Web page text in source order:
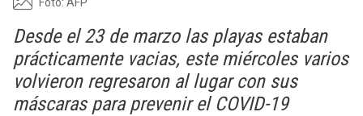
Desde el 23 de marzo las playas estaban
prácticamente vacias, este miércoles varios
volvieron regresaron al lugar con sus
máscaras para prevenir el COVID-19